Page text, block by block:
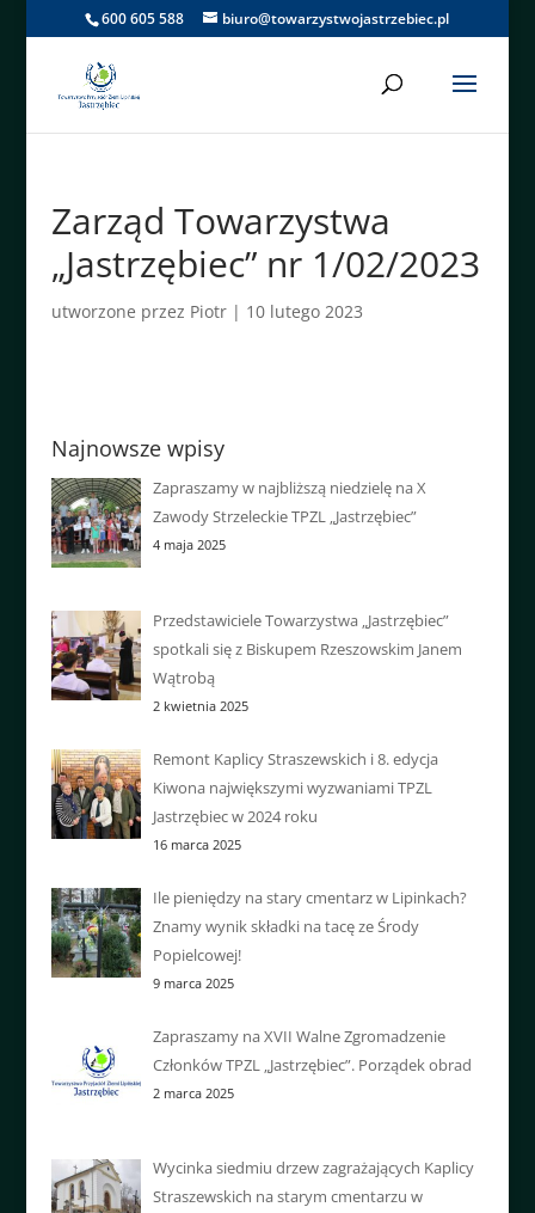
600 605 588 biuro@towarzystwojastrzebiec.pl
Zarząd Towarzystwa
„Jastrzębiec” nr 1/02/2023
utworzone przez Piotr| 10 lutego 2023
Najnowsze wpisy
Zapraszamy w najbliższą niedzielę na X
Zawody Strzeleckie TPZL „Jastrzębiec”
4 maja 2025
Przedstawiciele Towarzystwa „Jastrzębiec”
spotkali się z Biskupem Rzeszowskim Janem
Wątrobą
2 kwietnia 2025
Remont Kaplicy Straszewskich i 8. edycja
Kiwona największymi wyzwaniami TPZL
Jastrzębiec w 2024 roku
16 marca 2025
Ile pieniędzy na stary cmentarz w Lipinkach?
Znamy wynik składki na tacę ze Środy
Popielcowej!
9 marca 2025
Zapraszamy na XVII Walne Zgromadzenie
Członków TPZL „Jastrzębiec”. Porządek obrad
2 marca 2025
Wycinka siedmiu drzew zagrażających Kaplicy
Straszewskich na starym cmentarzu w